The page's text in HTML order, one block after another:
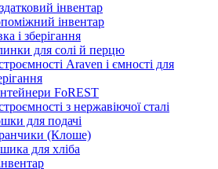
інвентар
інвентар
і зберігання
для солі й перцю
Araven і ємності для
FoREST
з нержавіючої сталі
для подачі
(Клоше)
для хліба